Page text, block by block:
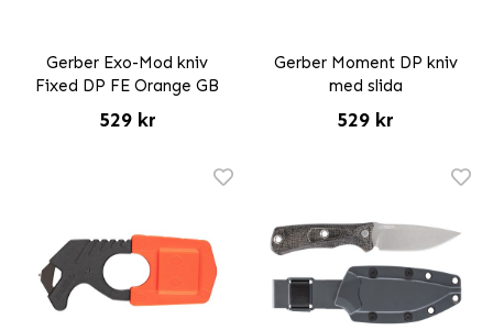
Gerber Exo-Mod kniv
Fixed DP FE Orange GB
529 kr
Gerber Moment DP kniv
med slida
529 kr